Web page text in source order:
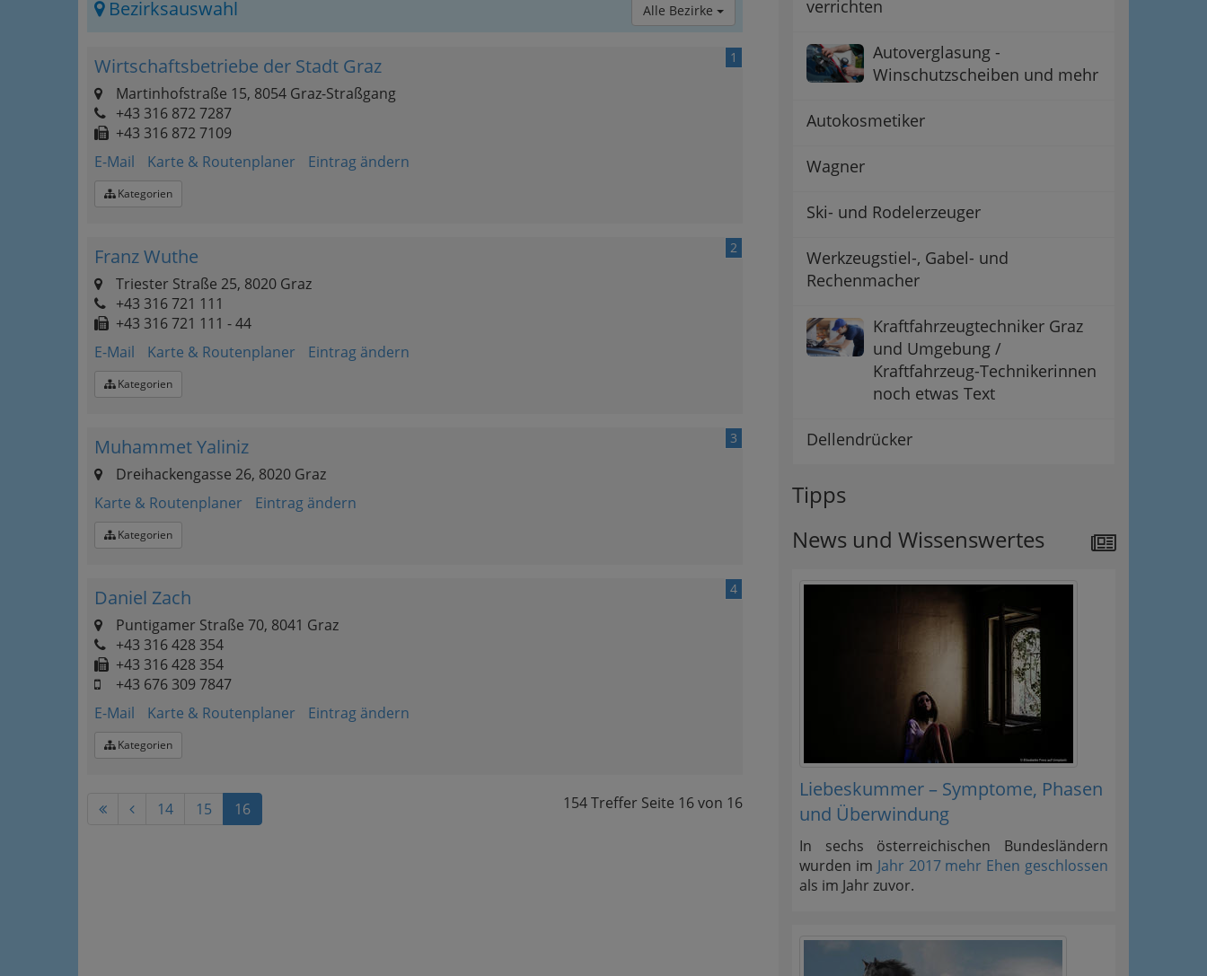
Bezirksauswahl Alle Bezirke
1
Wirtschaftsbetriebe der Stadt Graz
Martinhofstraße 15, 8054 Graz-Straßgang
+43 316 872 7287
+43 316 872 7109
E-Mail
Karte & Routenplaner Eintrag ändern
Kategorien
2
Franz Wuthe
Triester Straße 25, 8020 Graz
+43 316 721 111
+43 316 721 111 - 44
E-Mail
Karte & Routenplaner Eintrag ändern
Kategorien
3
Muhammet Yaliniz
Dreihackengasse 26, 8020 Graz
Karte & Routenplaner
Eintrag ändern
Kategorien
4
Daniel Zach
Puntigamer Straße 70, 8041 Graz
+43 316 428 354
+43 316 428 354
+43 676 309 7847
E-Mail
Karte & Routenplaner Eintrag ändern
Kategorien
154 Treffer Seite 16von 16
14 15 16
verrichten
Autoverglasung -
Winschutzscheiben und mehr
Autokosmetiker
Wagner
Ski- und Rodelerzeuger
Werkzeugstiel-, Gabel- und
Rechenmacher
Kraftfahrzeugtechniker Graz
und Umgebung /
Kraftfahrzeug-Technikerinnen
noch etwas Text
Dellendrücker
Tipps
News und Wissenswertes
Liebeskummer – Symptome, Phasen
und Überwindung
In sechs österreichischen Bundesländern
wurden im Jahr 2017 mehr Ehen geschlossen
als im Jahr zuvor.